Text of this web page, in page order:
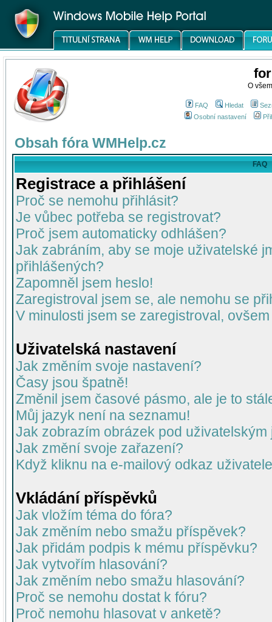
O
FAQ Hledat
Osobní nastavení
Obsah fóra WMHelp.cz
FAQ
Registrace a přihlášení
Proč se nemohu přihlásit?
Je vůbec potřeba se registrovat?
Proč jsem automaticky odhlášen?
Jak zabráním, aby se moje uživatelské
přihlášených?
Zapomněl jsem heslo!
Zaregistroval jsem se, ale nemohu se
V minulosti jsem se zaregistroval,
Uživatelská nastavení
Jak změním svoje nastavení?
Časy jsou špatně!
Změnil jsem časové pásmo, ale je to
Můj jazyk není na seznamu!
Jak zobrazím obrázek pod uživatelským
Jak změní svoje zařazení?
Když kliknu na e-mailový odkaz
Vkládání příspěvků
Jak vložím téma do fóra?
Jak změním nebo smažu příspěvek?
Jak přidám podpis k mému příspěvku?
Jak vytvořím hlasování?
Jak změním nebo smažu hlasování?
Proč se nemohu dostat k fóru?
Proč nemohu hlasovat v anketě?